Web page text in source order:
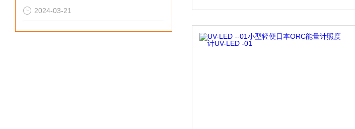
2024-03-21